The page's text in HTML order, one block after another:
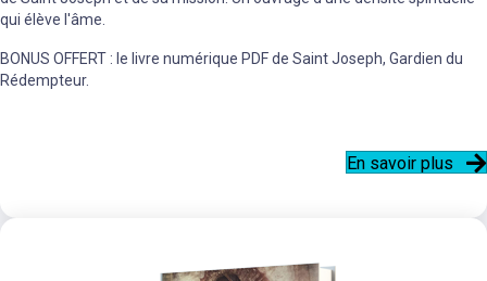
qui élève l'âme.
BONUS OFFERT : le livre numérique PDF de Saint Joseph, Gardien du
Rédempteur.
En savoir plus